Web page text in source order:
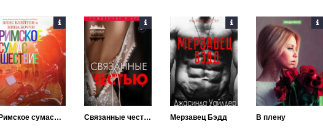
Римское сумасшествие Связанные честью Мерзавец Бэдд В плену